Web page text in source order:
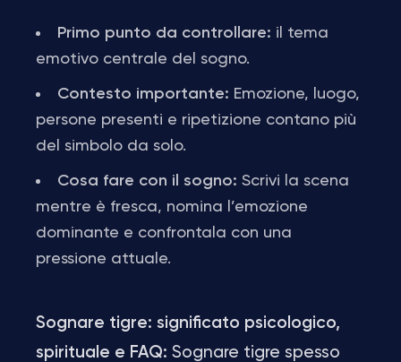
Primo punto da controllare: il tema
emotivo centrale del sogno.
Contesto importante: Emozione, luogo,
persone presenti e ripetizione contano più
del simbolo da solo.
Cosa fare con il sogno: Scrivi la scena
mentre è fresca, nomina l’emozione
dominante e confrontala con una
pressione attuale.
Sognare tigre: significato psicologico,
spirituale e FAQ: Sognare tigre spesso